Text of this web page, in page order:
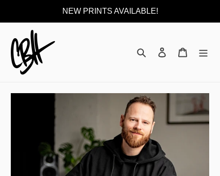
NEW PRINTS AVAILABLE!
Suchen Einloggen